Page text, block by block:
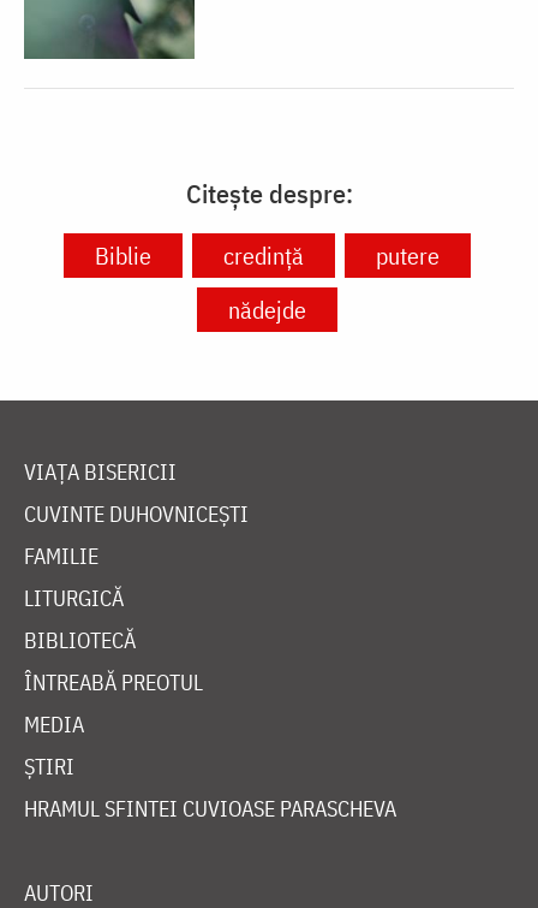
Citește despre:
Biblie credință
putere
nădejde
VIAȚA BISERICII
CUVINTE DUHOVNICEȘTI
FAMILIE
LITURGICĂ
BIBLIOTECĂ
ÎNTREABĂ PREOTUL
MEDIA
ȘTIRI
HRAMUL SFINTEI CUVIOASE PARASCHEVA
AUTORI